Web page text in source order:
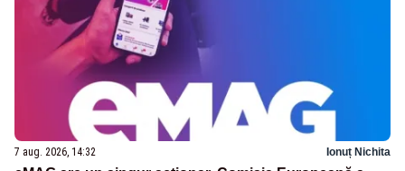
7 aug. 2026, 14:32 Ionuț Nichita